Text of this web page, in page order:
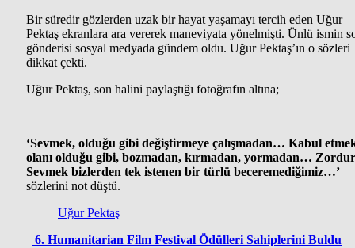
Bir süredir gözlerden uzak bir hayat yaşamayı tercih eden Uğur
Pektaş ekranlara ara vererek maneviyata yönelmişti. Ünlü ismin
gönderisi sosyal medyada gündem oldu. Uğur Pektaş’ın o sözleri
dikkat çekti.
Uğur Pektaş, son halini paylaştığı fotoğrafın altına;
‘Sevmek, olduğu gibi değiştirmeye çalışmadan… Kabul
olanı olduğu gibi, bozmadan, kırmadan, yormadan…
Sevmek bizlerden tek istenen bir türlü beceremediğimiz…’
sözlerini not düştü.
Uğur Pektaş
6. Humanitarian Film Festival Ödülleri Sahiplerini Buldu